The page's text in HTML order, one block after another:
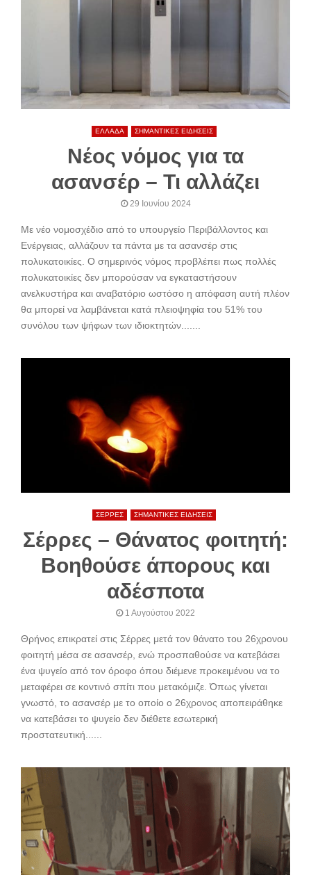
ΕΛΛΑΔΑ ΣΗΜΑΝΤΙΚΕΣ ΕΙΔΗΣΕΙΣ
Νέος νόμος για τα
ασανσέρ – Τι αλλάζει
29 Ιουνίου 2024
Με νέο νομοσχέδιο από το υπουργείο Περιβάλλοντος και
Ενέργειας, αλλάζουν τα πάντα με τα ασανσέρ στις
πολυκατοικίες. Ο σημερινός νόμος προβλέπει πως πολλές
πολυκατοικίες δεν μπορούσαν να εγκαταστήσουν
ανελκυστήρα και αναβατόριο ωστόσο η απόφαση αυτή πλέον
θα μπορεί να λαμβάνεται κατά πλειοψηφία του 51% του
συνόλου των ψήφων των ιδιοκτητών.......
ΣΕΡΡΕΣ ΣΗΜΑΝΤΙΚΕΣ ΕΙΔΗΣΕΙΣ
Σέρρες – Θάνατος φοιτητή:
Βοηθούσε άπορους και
αδέσποτα
1 Αυγούστου 2022
Θρήνος επικρατεί στις Σέρρες μετά τον θάνατο του 26χρονου
φοιτητή μέσα σε ασανσέρ, ενώ προσπαθούσε να κατεβάσει
ένα ψυγείο από τον όροφο όπου διέμενε προκειμένου να το
μεταφέρει σε κοντινό σπίτι που μετακόμιζε. Όπως γίνεται
γνωστό, το ασανσέρ με το οποίο ο 26χρονος αποπειράθηκε
να κατεβάσει το ψυγείο δεν διέθετε εσωτερική
προστατευτική......